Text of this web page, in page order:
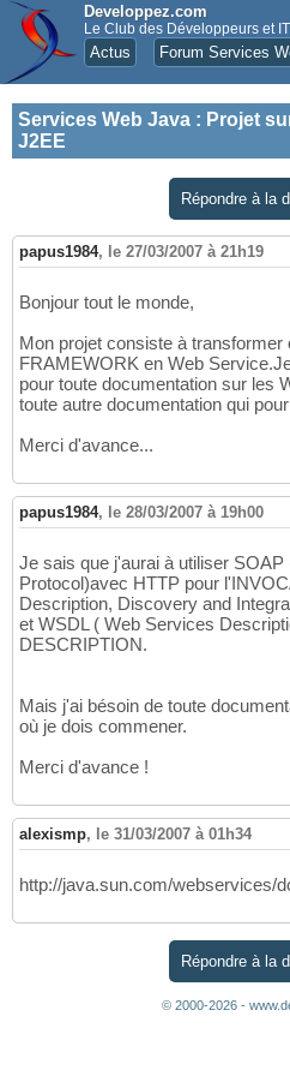
Developpez.com
Le Club des Développeurs et
Actus Forum Services
Services Web Java : Projet
J2EE
Répondre à la
papus1984, le 27/03/2007 à 21h19
Bonjour tout le monde,
Mon projet consiste à
FRAMEWORK en Web
pour toute documentation sur les
toute autre documentation qui
Merci d'avance...
papus1984, le 28/03/2007 à 19h00
Je sais que j'aurai à utiliser
Protocol)avec HTTP pour
Description, Discovery and
et WSDL ( Web Services
DESCRIPTION.
Mais j'ai bésoin de toute
où je dois commener.
Merci d'avance !
alexismp, le 31/03/2007 à 01h34
http://java.sun.com/webservices/
Répondre à la
© 2000-2026 -